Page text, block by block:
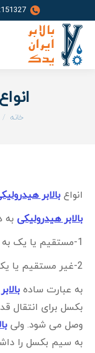
شما
خانه
انواع بالابر
بالابر هیدرولیکی به
1-مستقیم یا یک به یک
2-غیر مستقیم یا یک به دو
به عبارت ساده
بکسل برای انتقال
وصل می شود. ولی
به سیم بکسل را